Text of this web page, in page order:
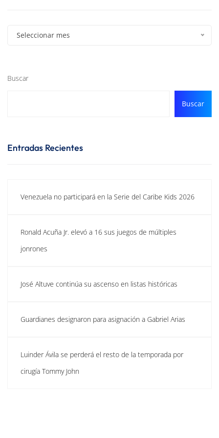
Seleccionar mes
Buscar
Buscar
Entradas Recientes
Venezuela no participará en la Serie del Caribe Kids 2026
Ronald Acuña Jr. elevó a 16 sus juegos de múltiples
jonrones
José Altuve continúa su ascenso en listas históricas
Guardianes designaron para asignación a Gabriel Arias
Luinder Ávila se perderá el resto de la temporada por
cirugía Tommy John